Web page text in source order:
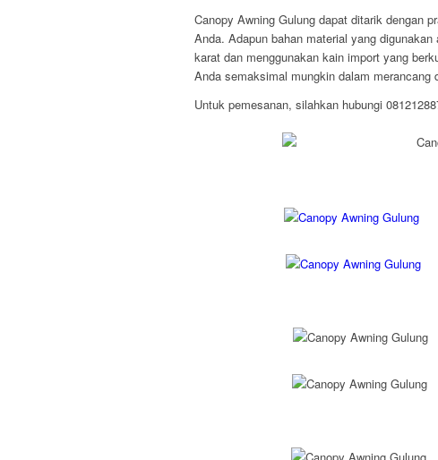
Canopy Awning Gulung dapat ditarik dengan
Anda. Adapun bahan material yang
karat dan menggunakan kain import yang
Anda semaksimal mungkin dalam merancang
Untuk pemesanan, silahkan hubungi